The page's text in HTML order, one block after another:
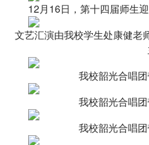
12月16日，第十四届师生
文艺汇演由我校学生处康健老
我校韶光合唱团
我校韶光合唱团
我校韶光合唱团